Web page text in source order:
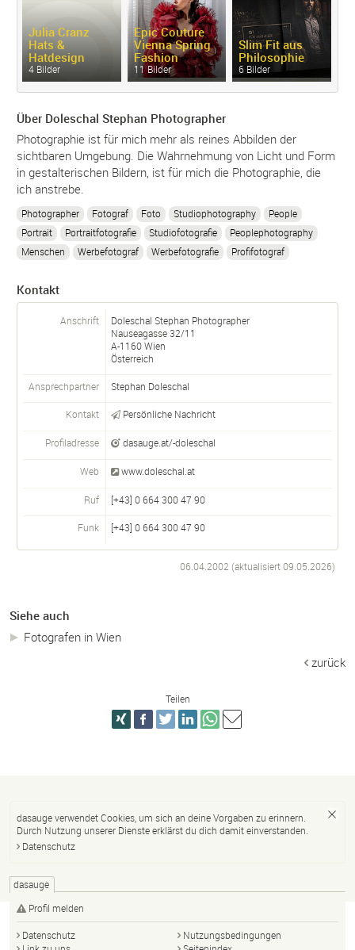
Julia Cranz
Hats &
Hatdesign
4 Bilder
Epic Couture
Vienna Spring
Fashion
11 Bilder
Slim Fit aus
Philosophie
6 Bilder
Über Doleschal Stephan Photographer
Photographie ist für mich mehr als reines Abbilden der
sichtbaren Umgebung. Die Wahrnehmung von Licht und Form
in gestalterischen Bildern, ist für mich die Photographie, die
ich anstrebe.
Photographer Fotograf Foto Studiophotography
People
Portrait
Portraitfotografie Studiofotografie
Peoplephotography
Menschen
Werbefotograf Werbefotografie Profifotograf
Kontakt
Anschrift
Doleschal Stephan Photographer
Nauseagasse 32/11
A-1160Wien
Österreich
Ansprechpartner Stephan Doleschal
Kontakt Persönliche Nachricht
Profiladresse dasauge.at/-doleschal
Web www.doleschal.at
Ruf [+43] 0 664 300 47 90
Funk [+43] 0 664 300 47 90
06.04.2002 (aktualisiert09.05.2026)
Siehe auch
Fotografen in Wien
zurück
Teilen
dasauge verwendet Cookies, um sich an deine Vorgaben zu erinnern.
Durch Nutzung unserer Dienste erklärst du dich damit einverstanden.
Datenschutz
dasauge
Profil melden
Datenschutz
Nutzungsbedingungen